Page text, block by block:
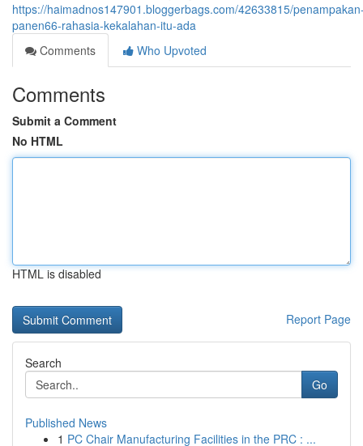
https://haimadnos147901.bloggerbags.com/42633815/
panen66-rahasia-kekalahan-itu-ada
Comments
Who Upvoted
Comments
Submit a Comment
No HTML
HTML is disabled
Report Page
Search
Go
Published News
1 PC Chair Manufacturing Facilities in the PRC : ...